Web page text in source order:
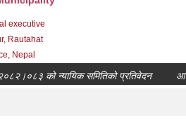
executive
Rautahat
Nepal
को न्यायिक समितिको प्रतिवेदन आ व